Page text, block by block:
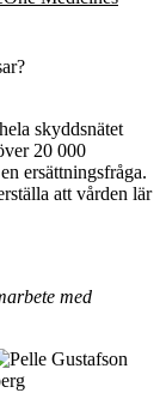
skyddsnätet
20 000
ersättningsfråga.
att vården lär
med